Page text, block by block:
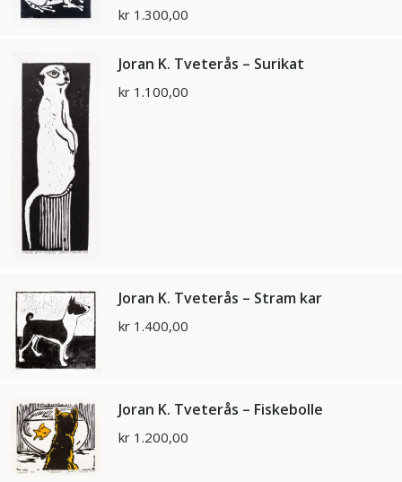
kr 1.300,00
Joran K. Tveterås – Surikat
kr 1.100,00
Joran K. Tveterås – Stram kar
kr 1.400,00
Joran K. Tveterås – Fiskebolle
kr 1.200,00